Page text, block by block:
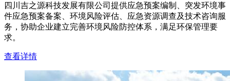
四川吉之源科技发展有限公司提供应急预案编制、突发环境事
件应急预案备案、环境风险评估、应急资源调查及技术咨询服
务，协助企业建立完善环境风险防控体系，满足环保管理要
求。
查看详情